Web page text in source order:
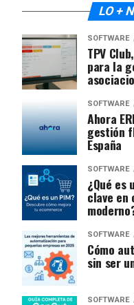
LO +
SOFTWARE
TPV
para la
SOFTWARE
Ahora
gestión
España
SOFTWARE
¿Qué es
clave en
SOFTWARE
Cómo
sin ser
SOFTWARE